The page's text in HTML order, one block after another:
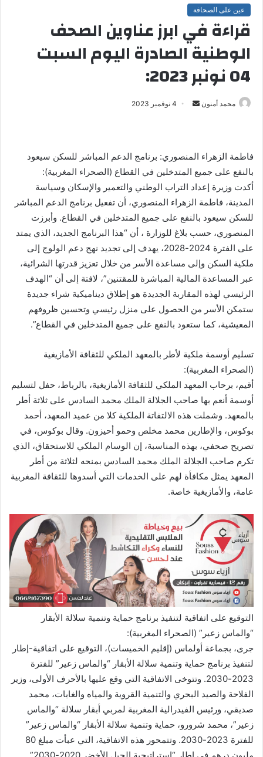
عين على الصحافة
قراءة في ابرز عناوين الصحف
الوطنية الصادرة اليوم السبت
04 نونبر 2023:
محمد أمنون
ب
ر
ي
د
ا
ل
ن
ي
4 نوفمبر 2023
فاطمة الزهراء المنصوري: برنامج الدعم المباشر للسكن سيعود
بالنفع على جميع المتدخلين في القطاع (الصحراء المغربية):
أكدت وزيرة إعداد التراب الوطني والتعمير والإسكان وسياسة
المدينة، فاطمة الزهراء المنصوري، أن تفعيل برنامج الدعم المباشر
للسكن سيعود بالنفع على جميع المتدخلين في القطاع. وأبرزت
المنصوري، حسب بلاغ للوزارة ، أن “هذا البرنامج الجديد، الذي يمتد
على الفترة 2024-2028، يهدف إلى تجديد نهج دعم الولوج إلى
ملكية السكن وإلى مساعدة الأسر من خلال تعزيز قدرتها الشرائية،
عبر المساعدة المالية المباشرة للمقتنين”، لافتة إلى أن “الهدف
الرئيسي لهذه المقاربة الجديدة هو إطلاق ديناميكية شراء جديدة
ستمكن الأسر من الحصول على منزل رئيسي وتحسين ظروفهم
المعيشية، كما ستعود بالنفع على جميع المتدخلين في القطاع”.
تسليم أوسمة ملكية لأطر بالمعهد الملكي للثقافة الأمازيغية
(الصحراء المغربية):
أقيم، برحاب المعهد الملكي للثقافة الأمازيغية، بالرباط، حفل لتسليم
أوسمة أنعم بها صاحب الجلالة الملك محمد السادس على ثلاثة أطر
بالمعهد. وشملت هذه الالتفاتة الملكية كلا من عميد المعهد، أحمد
بوكوس، والإطارين محمد مخلص وحمو أحيزون. وقال بوكوس، في
تصريح صحفي، بهذه المناسبة، إن الوسام الملكي للاستحقاق، الذي
تكرم صاحب الجلالة الملك محمد السادس بمنحه لثلاثة من أطر
المعهد يمثل مكافأة لهم على الخدمات التي أسدوها للثقافة المغربية
عامة، والأمازيغية خاصة.
التوقيع على اتفاقية لتنفيذ برنامج حماية وتنمية سلالة الأبقار
“والماس زعير” (الصحراء المغربية):
جرى، بجماعة أولماس (إقليم الخميسات)، التوقيع على اتفاقية-إطار
لتنفيذ برنامج حماية وتنمية سلالة الأبقار “والماس زعير” للفترة
2023-2030. وتتوخى الاتفاقية التي وقع عليها بالأحرف الأولى، وزير
الفلاحة والصيد البحري والتنمية القروية والمياه والغابات، محمد
صديقي، ورئيس الفيدرالية المغربية لمربي أبقار سلالة “والماس
زعير”، محمد شرورو، حماية وتنمية سلالة الأبقار “والماس زعير”
للفترة 2023-2030. وتتمحور هذه الاتفاقية، التي عبأت مبلغ 80